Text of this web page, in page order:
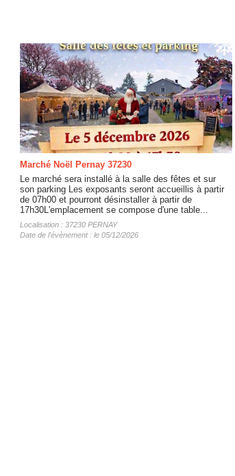
Marché Noël Pernay 37230
Le marché sera installé à la salle des fêtes et sur
son parking Les exposants seront accueillis à partir
de 07h00 et pourront désinstaller à partir de
17h30L'emplacement se compose d'une table...
Localisation : 37230 PERNAY
Date de l'évènement : le 05/12/2026